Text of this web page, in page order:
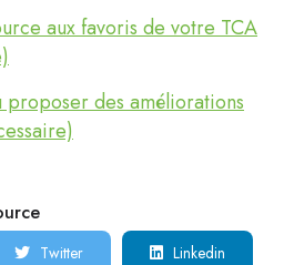
aux favoris de votre TCA
proposer des améliorations
Twitter Linkedin